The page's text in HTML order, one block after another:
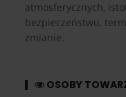
atmosferycznych,
bezpieczeństwu,
zmianie.
OSOBY